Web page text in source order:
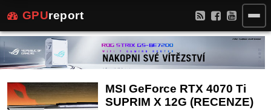
GPUreport
MSI GeForce RTX 4070 Ti
SUPRIM X 12G (RECENZE)